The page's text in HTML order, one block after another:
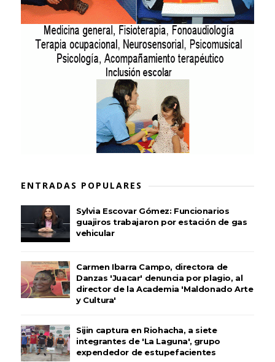
ENTRADAS POPULARES
Sylvia Escovar Gómez: Funcionarios
guajiros trabajaron por estación de gas
vehicular
Carmen Ibarra Campo, directora de
Danzas 'Juacar' denuncia por plagio, al
director de la Academia 'Maldonado Arte
y Cultura'
Sijin captura en Riohacha, a siete
integrantes de 'La Laguna', grupo
expendedor de estupefacientes